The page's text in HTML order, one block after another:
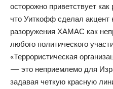
осторожно приветствует
что Уиткофф сделал акцент
разоружения ХАМАС как
любого политического
«Террористическая
— это неприемлемо для
задавая четкую красную